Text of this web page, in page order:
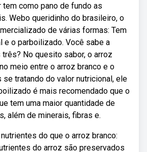
tem como pano de fundo as
Webo queridinho do brasileiro, o
de várias formas: Tem
e o parboilizado. Você sabe a
No quesito sabor, o arroz
meio entre o arroz branco e o
se tratando do valor nutricional, ele
é mais recomendado que o
tem uma maior quantidade de
além de minerais, fibras e.
do que o arroz branco:
do arroz são preservados